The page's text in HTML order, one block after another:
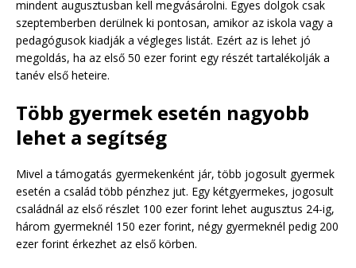
mindent augusztusban kell megvásárolni. Egyes dolgok csak
szeptemberben derülnek ki pontosan, amikor az iskola vagy a
pedagógusok kiadják a végleges listát. Ezért az is lehet jó
megoldás, ha az első 50 ezer forint egy részét tartalékolják a
tanév első heteire.
Több gyermek esetén nagyobb
lehet a segítség
Mivel a támogatás gyermekenként jár, több jogosult gyermek
esetén a család több pénzhez jut. Egy kétgyermekes, jogosult
családnál az első részlet 100 ezer forint lehet augusztus 24-ig,
három gyermeknél 150 ezer forint, négy gyermeknél pedig 200
ezer forint érkezhet az első körben.